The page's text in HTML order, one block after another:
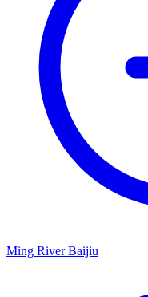
Ming River Baijiu